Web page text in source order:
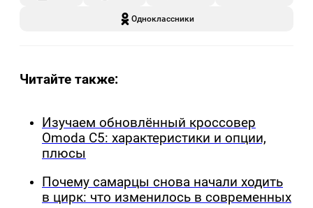
Одноклассники
Читайте также:
Изучаем обновлённый кроссовер
Omoda C5: характеристики и опции,
плюсы
Почему самарцы снова начали ходить
в цирк: что изменилось в современных